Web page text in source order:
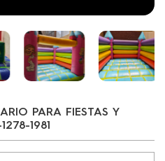
PARA FIESTAS Y
1981